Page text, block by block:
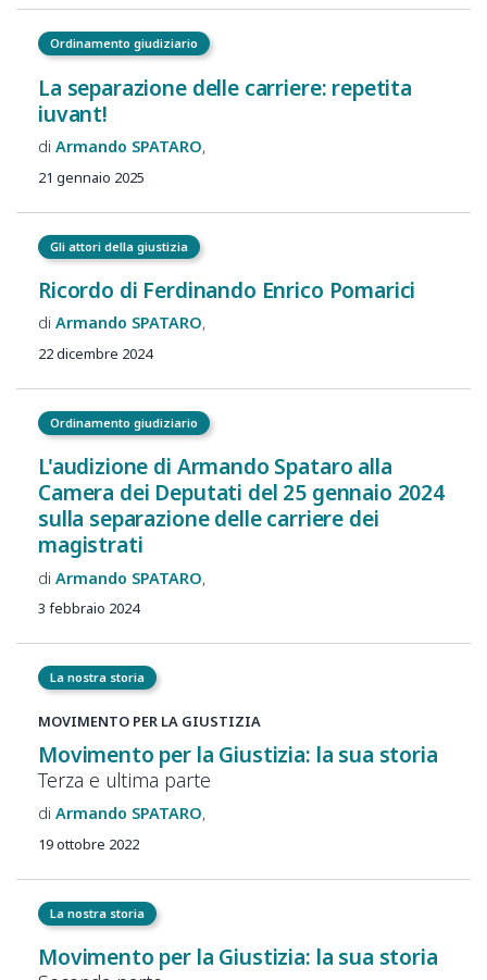
Ordinamento giudiziario
La separazione delle carriere: repetita
iuvant!
Armando SPATARO
21 gennaio 2025
Gli attori della giustizia
Ricordo di Ferdinando Enrico Pomarici
Armando SPATARO
22 dicembre 2024
Ordinamento giudiziario
L'audizione di Armando Spataro alla
Camera dei Deputati del 25 gennaio 2024
sulla separazione delle carriere dei
magistrati
Armando SPATARO
3 febbraio 2024
La nostra storia
MOVIMENTO PER LA GIUSTIZIA
Movimento per la Giustizia: la sua storia
Terza e ultima parte
Armando SPATARO
19 ottobre 2022
La nostra storia
Movimento per la Giustizia: la sua storia